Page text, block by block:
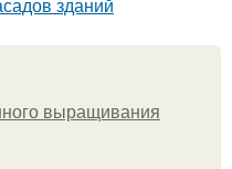
зданий
выращивания